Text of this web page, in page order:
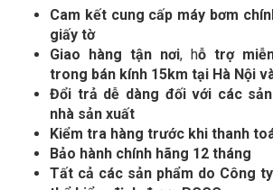
Cam kết cung cấp máy bơm
giấy tờ
Giao hàng tận nơi, hỗ trợ
trong bán kính 15km tại Hà Nội
Đổi trả dễ dàng đối với các
nhà sản xuất
Kiểm tra hàng trước khi thanh
Bảo hành chính hãng 12 tháng
Tất cả các sản phẩm do Công